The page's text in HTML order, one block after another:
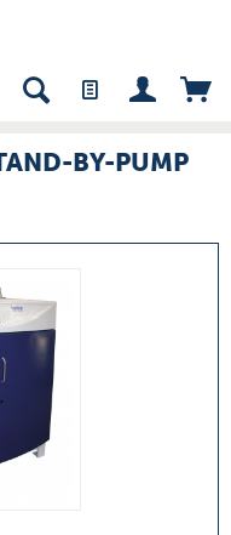
BY-PUMP